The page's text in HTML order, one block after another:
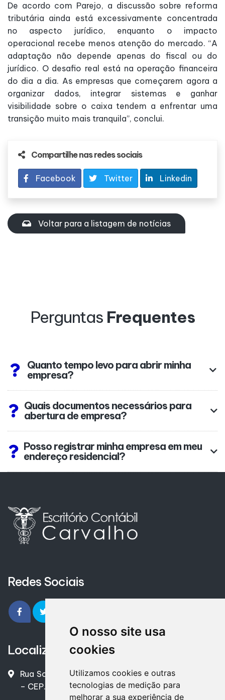
O nosso site usa
cookies
Utilizamos cookies e outras
tecnologias de medição para
melhorar a sua experiência de
De acordo com Parejo, a discussão sobre reforma
tributária ainda está excessivamente concentrada
no aspecto jurídico, enquanto o impacto
operacional recebe menos atenção do mercado. “A
adaptação não depende apenas do fiscal ou do
jurídico. O desafio real está na operação financeira
do dia a dia. As empresas que começarem agora a
organizar dados, integrar sistemas e ganhar
visibilidade sobre o caixa tendem a enfrentar uma
transição muito mais tranquila”, conclui.
Compartilhe nas redes sociais
Facebook Twitter Linkedin
Voltar para a listagem de notícias
Perguntas Frequentes
Quanto tempo levo para abrir minha
empresa?
Quais documentos necessários para
abertura de empresa?
Posso registrar minha empresa em meu
endereço residencial?
Redes Sociais
Localização
Rua Souza Naves, 1910 – Centro – Paranavaí - PR
– CEP. 87701-060